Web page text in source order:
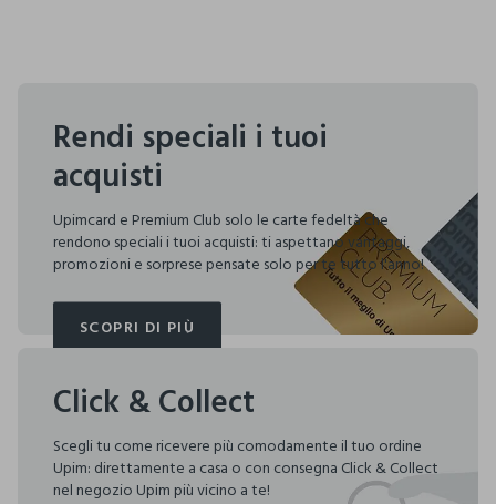
Rendi speciali i tuoi
acquisti
Upimcard e Premium Club solo le carte fedeltà che
rendono speciali i tuoi acquisti: ti aspettano vantaggi,
promozioni e sorprese pensate solo per te tutto l'anno!
SCOPRI DI PIÙ
SCOPRI DI PIÙ
Click & Collect
Scegli tu come ricevere più comodamente il tuo ordine
Upim: direttamente a casa o con consegna Click & Collect
nel negozio Upim più vicino a te!